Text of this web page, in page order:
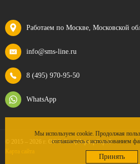
Работаем по Москве, Московской
info@sms-line.ru
8 (495) 970-95-50
WhatsApp
© 2015 – 2026 г. ООО СпецМаркерСтрой
Карта сайта
Мы используем cookie. Продолжая
соглашаетесь с использованием
Принять